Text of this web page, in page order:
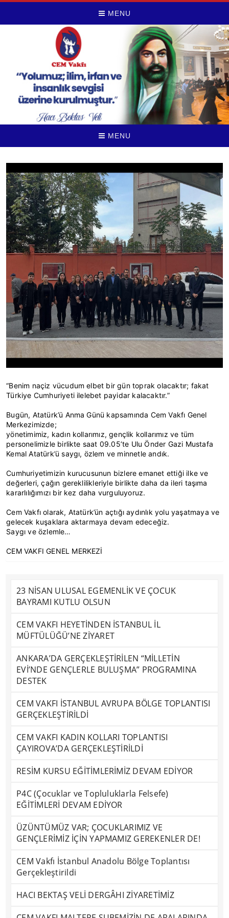
MENU
MENU
“Benim naçiz vücudum elbet bir gün toprak olacaktır; fakat
Türkiye Cumhuriyeti ilelebet payidar kalacaktır.”
Bugün, Atatürk’ü Anma Günü kapsamında Cem Vakfı Genel
Merkezimizde;
yönetimimiz, kadın kollarımız, gençlik kollarımız ve tüm
personelimizle birlikte saat 09.05’te Ulu Önder Gazi Mustafa
Kemal Atatürk’ü saygı, özlem ve minnetle andık.
Cumhuriyetimizin kurucusunun bizlere emanet ettiği ilke ve
değerleri, çağın gereklilikleriyle birlikte daha da ileri taşıma
kararlılığımızı bir kez daha vurguluyoruz.
Cem Vakfı olarak, Atatürk’ün açtığı aydınlık yolu yaşatmaya ve
gelecek kuşaklara aktarmaya devam edeceğiz.
Saygı ve özlemle…
CEM VAKFI GENEL MERKEZİ
23 NİSAN ULUSAL EGEMENLİK VE ÇOCUK
BAYRAMI KUTLU OLSUN
CEM VAKFI HEYETİNDEN İSTANBUL İL
MÜFTÜLÜĞÜ’NE ZİYARET
ANKARA’DA GERÇEKLEŞTİRİLEN “MİLLETİN
EVİ’NDE GENÇLERLE BULUŞMA” PROGRAMINA
DESTEK
CEM VAKFI İSTANBUL AVRUPA BÖLGE TOPLANTISI
GERÇEKLEŞTİRİLDİ
CEM VAKFI KADIN KOLLARI TOPLANTISI
ÇAYIROVA’DA GERÇEKLEŞTİRİLDİ
RESİM KURSU EĞİTİMLERİMİZ DEVAM EDİYOR
P4C (Çocuklar ve Topluluklarla Felsefe)
EĞİTİMLERİ DEVAM EDİYOR
ÜZÜNTÜMÜZ VAR; ÇOCUKLARIMIZ VE
GENÇLERİMİZ İÇİN YAPMAMIZ GEREKENLER DE!
CEM Vakfı İstanbul Anadolu Bölge Toplantısı
Gerçekleştirildi
HACI BEKTAŞ VELİ DERGÂHI ZİYARETİMİZ